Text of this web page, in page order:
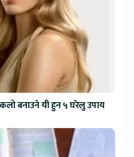
बनाउने यी हुन ५ घरेलु उपाय